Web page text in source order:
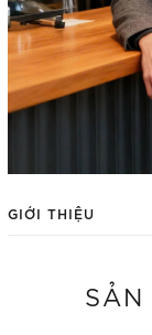
GIỚI THIỆU
SẢN